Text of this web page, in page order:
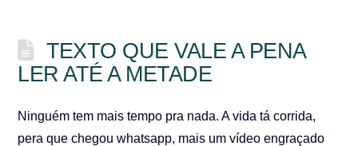
TEXTO QUE VALE A PENA
LER ATÉ A METADE
Ninguém tem mais tempo pra nada. A vida tá corrida,
pera que chegou whatsapp, mais um vídeo engraçado